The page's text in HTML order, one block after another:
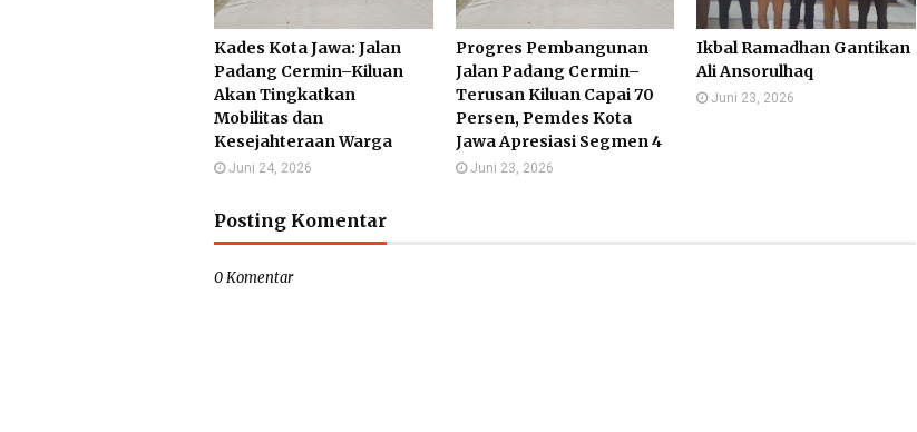
Kades Kota Jawa: Jalan
Padang Cermin–Kiluan
Akan Tingkatkan
Mobilitas dan
Kesejahteraan Warga
Juni 24, 2026
Progres Pembangunan
Jalan Padang Cermin–
Terusan Kiluan Capai 70
Persen, Pemdes Kota
Jawa Apresiasi Segmen 4
Juni 23, 2026
Ikbal Ramadhan Gantikan
Ali Ansorulhaq
Juni 23, 2026
Posting Komentar
0 Komentar